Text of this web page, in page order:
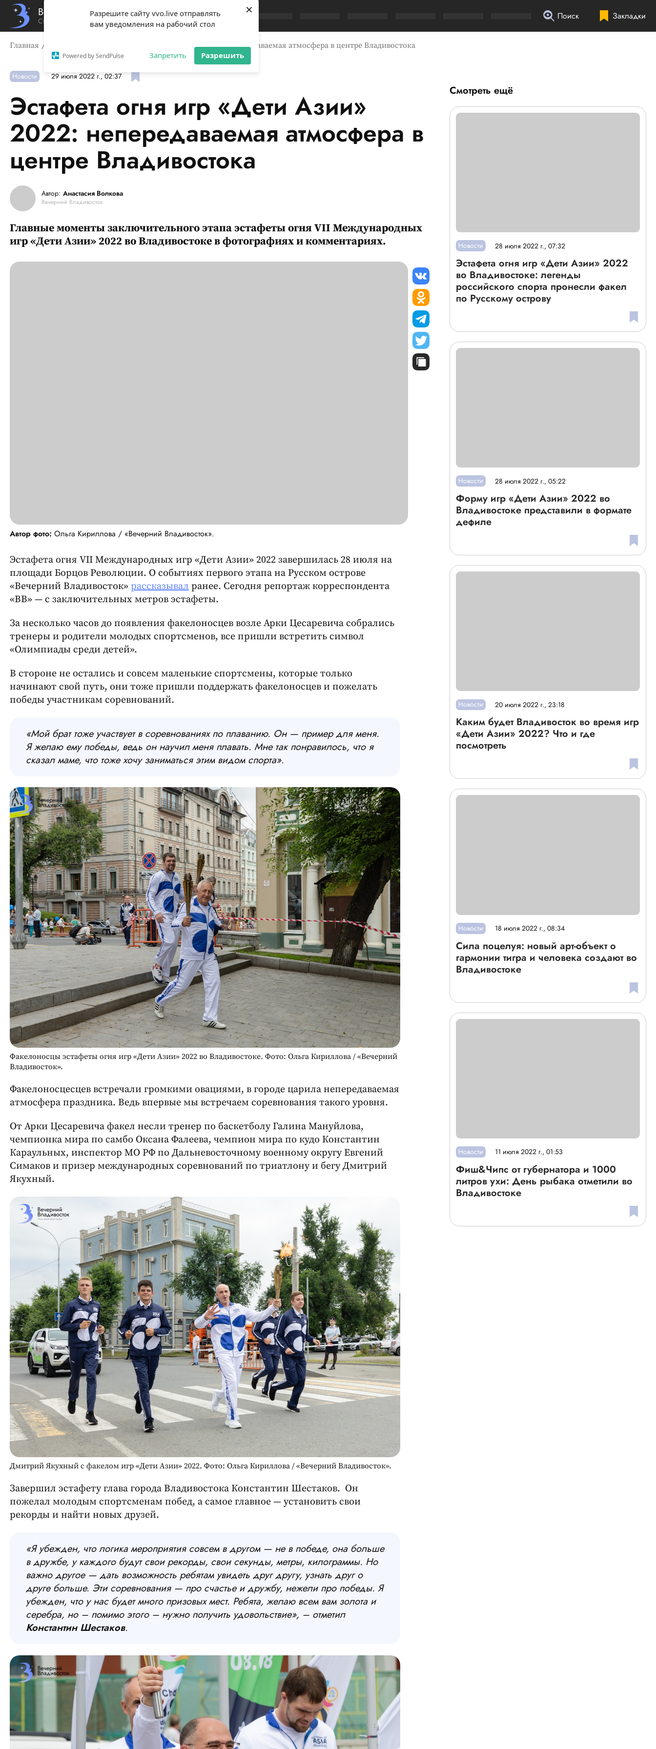
Разрешите сайту vvo.live отправлять
вам уведомления на рабочий стол
Powered by SendPulse Запретить Разрешить
×
Вечерний Владивосток
Стиль жизни твоего города Закладки
Поиск
Главная Эстафета огня игр «Дети Азии» 2022: непередаваемая атмосфера в центре Владивостока
Новости 29 июля 2022 г., 02:37
Эстафета огня игр «Дети Азии»
2022: непередаваемая атмосфера в
центре Владивостока
Автор: Анастасия Волкова
Вечерний Владивосток
Главные моменты заключительного этапа эстафеты огня VII Международных
игр «Дети Азии» 2022 во Владивостоке в фотографиях и комментариях.
Автор фото: Ольга Кириллова / «Вечерний Владивосток».
Эстафета огня VII Международных игр «Дети Азии» 2022 завершилась 28 июля на
площади Борцов Революции. О событиях первого этапа на Русском острове
«Вечерний Владивосток» рассказывал ранее. Сегодня репортаж корреспондента
«ВВ» — с заключительных метров эстафеты.
За несколько часов до появления факелоносцев возле Арки Цесаревича собрались
тренеры и родители молодых спортсменов, все пришли встретить символ
«Олимпиады среди детей».
В стороне не остались и совсем маленькие спортсмены, которые только
начинают свой путь, они тоже пришли поддержать факелоносцев и пожелать
победы участникам соревнований.
«Мой брат тоже участвует в соревнованиях по плаванию. Он — пример для меня.
Я желаю ему победы, ведь он научил меня плавать. Мне так понравилось, что я
сказал маме, что тоже хочу заниматься этим видом спорта».
Факелоносцы эстафеты огня игр «Дети Азии» 2022 во Владивостоке. Фото: Ольга Кириллова / «Вечерний
Владивосток».
Факелоносцесцев встречали громкими овациями, в городе царила непередаваемая
атмосфера праздника. Ведь впервые мы встречаем соревнования такого уровня.
От Арки Цесаревича факел несли тренер по баскетболу Галина Мануйлова,
чемпионка мира по самбо Оксана Фалеева, чемпион мира по кудо Константин
Караульных, инспектор МО РФ по Дальневосточному военному округу Евгений
Симаков и призер международных соревнований по триатлону и бегу Дмитрий
Якухный.
Дмитрий Якухный с факелом игр «Дети Азии» 2022. Фото: Ольга Кириллова / «Вечерний Владивосток».
Завершил эстафету глава города Владивостока Константин Шестаков. Он
пожелал молодым спортсменам побед, а самое главное — установить свои
рекорды и найти новых друзей.
«Я убежден, что логика мероприятия совсем в другом — не в победе, она больше
в дружбе, у каждого будут свои рекорды, свои секунды, метры, килограммы. Но
важно другое — дать возможность ребятам увидеть друг другу, узнать друг о
друге больше. Эти соревнования — про счастье и дружбу, нежели про победы. Я
убежден, что у нас будет много призовых мест. Ребята, желаю всем вам золота и
серебра, но – помимо этого – нужно получить удовольствие», – отметил
Константин Шестаков.
Смотреть ещё
Новости 28 июля 2022 г., 07:32
Эстафета огня игр «Дети Азии» 2022
во Владивостоке: легенды
российского спорта пронесли факел
по Русскому острову
Новости 28 июля 2022 г., 05:22
Форму игр «Дети Азии» 2022 во
Владивостоке представили в формате
дефиле
Новости 20 июля 2022 г., 23:18
Каким будет Владивосток во время игр
«Дети Азии» 2022? Что и где
посмотреть
Новости 18 июля 2022 г., 08:34
Сила поцелуя: новый арт-объект о
гармонии тигра и человека создают во
Владивостоке
Новости 11 июля 2022 г., 01:53
Фиш&Чипс от губернатора и 1000
литров ухи: День рыбака отметили во
Владивостоке